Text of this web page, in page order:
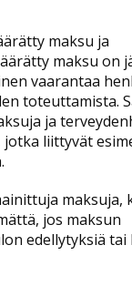
maksu ja
maksu on
vaarantaa
toteuttamista.
ja
jotka liittyvät
maksuja,
jos maksun
edellytyksiä tai